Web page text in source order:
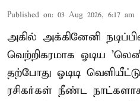
Published on: 03 Aug 2026, 6:17 am
அகில் அக்கினேனி
வெற்றிகரமாக ஓடிய
தற்போது ஓடிடி
ரசிகர்கள் நீண்ட நாட்களாக